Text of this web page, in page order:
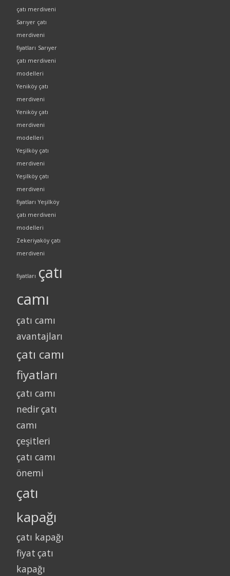
çatı merdiveni
Sarıyer çatı
merdiveni
fiyatları Sarıyer
çatı merdiveni
modelleri
Yeniköy çatı
merdiveni
Yeniköy çatı
merdiveni
modelleri
Yeşilköy çatı
merdiveni
Yeşilköy çatı
merdiveni
fiyatları Yeşilköy
çatı merdiveni
modelleri
Zekeriyaköy çatı
merdiveni
fiyatları çatı
camı
çatı camı
avantajları
çatı camı
fiyatları
çatı camı
nedirçatı
camı
çeşitleri
çatı camı
önemi
çatı
kapağı
çatı kapağı
fiyat çatı
kapağı